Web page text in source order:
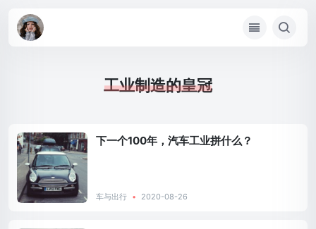
工业制造的皇冠
下一个100年，汽车工业拼什么？
车与出行 • 2020-08-26